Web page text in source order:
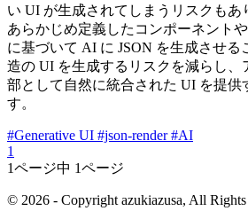
い UI が生成されてしまうリスクもあ
あらかじめ定義したコンポーネント
に基づいて AI に JSON を生成させ
造の UI を生成するリスクを減らし、
部として自然に統合された UI を提供
す。
#Generative UI #json-render#AI
1
1ページ中 1ページ
© 2026 - Copyright azukiazusa, All Rights